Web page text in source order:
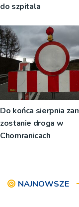
do szpitala
Do końca sierpnia
zostanie droga w
Chomranicach
NAJNOWSZE